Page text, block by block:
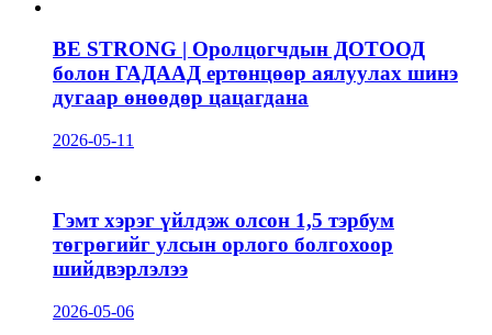
BE STRONG | Оролцогчдын ДОТООД
болон ГАДААД ертөнцөөр аялуулах шинэ
дугаар өнөөдөр цацагдана
2026-05-11
Гэмт хэрэг үйлдэж олсон 1,5 тэрбум
төгрөгийг улсын орлого болгохоор
шийдвэрлэлээ
2026-05-06